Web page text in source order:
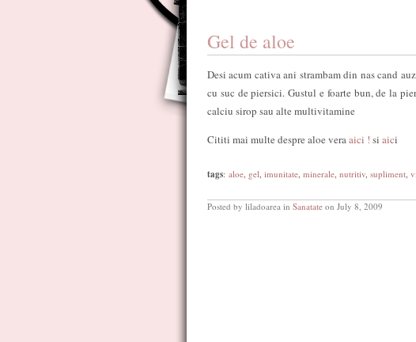
Gel de aloe
Desi acum cativa ani strambam din nas cand
cu suc de piersici. Gustul e foarte bun, de la
calciu sirop sau alte multivitamine
Cititi mai multe despre aloe veraaici ! si aici
tags: aloe, gel, imunitate, minerale, nutritiv, supliment,
Posted by liladoarea in Sanatate on July 8, 2009